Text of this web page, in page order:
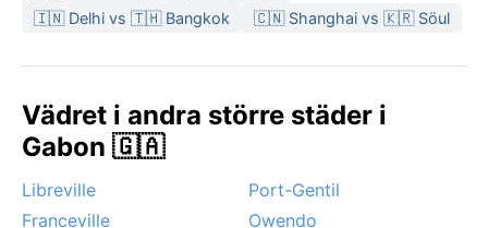
🇮🇳 Delhi vs 🇹🇭 Bangkok
🇨🇳 Shanghai vs 🇰🇷 Söul
Vädret i andra större städer i
Gabon 🇬🇦
Libreville
Port-Gentil
Franceville
Owendo